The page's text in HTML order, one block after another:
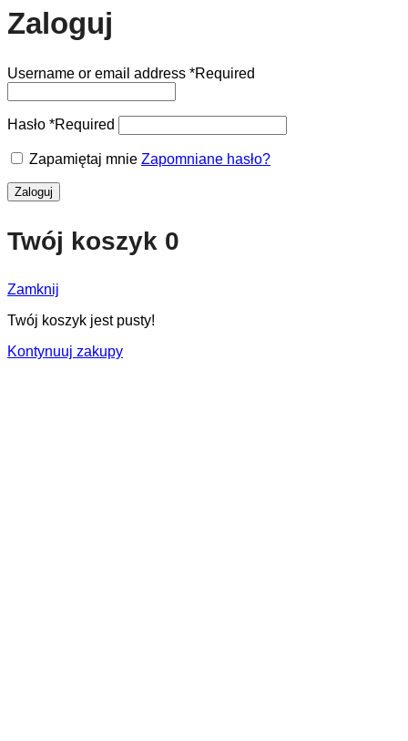
Zaloguj
Username or email address *Required
Hasło *Required
Zapamiętaj mnie Zapomniane hasło?
Zaloguj
Twój koszyk 0
Zamknij
Twój koszyk jest pusty!
Kontynuuj zakupy